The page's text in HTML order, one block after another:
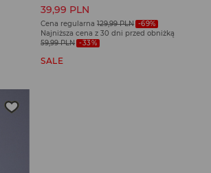
39,99 PLN
Cena regularna 129,99 PLN -69%
Najniższa cena z 30 dni przed obniżką
59,99 PLN -33%
SALE